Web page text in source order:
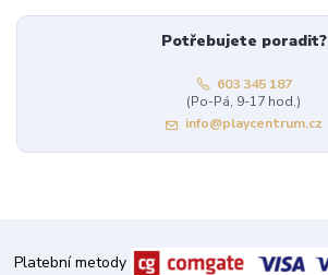
Potřebujete poradit?
603 345 187
(Po-Pá, 9-17 hod.)
info@playcentrum.cz
Platební metody